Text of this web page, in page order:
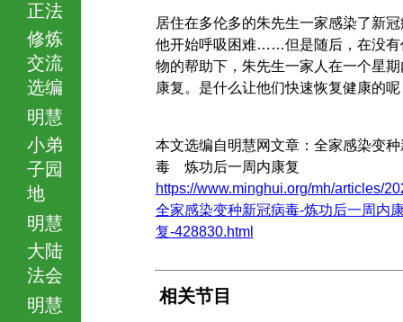
正法
修炼
交流
选编
明慧
小弟
子园
地
明慧
大陆
法会
明慧
居住在多伦多的朱先生一家感染了新
他开始呼吸困难……但是随后，在没有
物的帮助下，朱先生一家人在一个星
康复。是什么让他们快速恢复健康的呢
本文选编自明慧网文章：全家感染变
毒 炼功后一周内康复
https://www.minghui.org/mh/articles/
全家感染变种新冠病毒-炼功后一周内
复-428830.html
相关节目